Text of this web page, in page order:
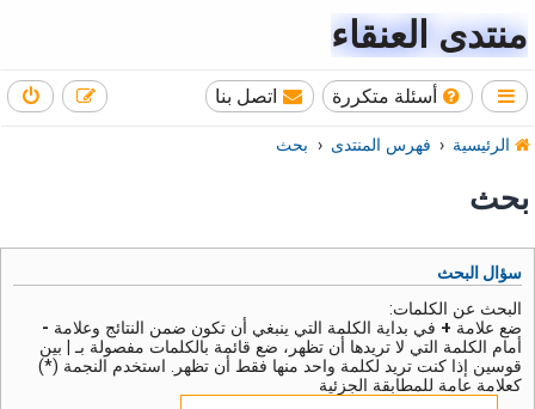
منتدى العنقاء
أسئلة متكررة اتصل بنا
الرئيسية فهرس المنتدى بحث
بحث
سؤال البحث
البحث عن الكلمات:
ضع علامة + في بداية الكلمة التي ينبغي أن تكون ضمن النتائج وعلامة -
أمام الكلمة التي لا تريدها أن تظهر، ضع قائمة بالكلمات مفصولة بـ
بين
قوسين إذا كنت تريد لكلمة واحد منها فقط أن تظهر. استخدم النجمة (*)
كعلامة عامة للمطابقة الجزئية